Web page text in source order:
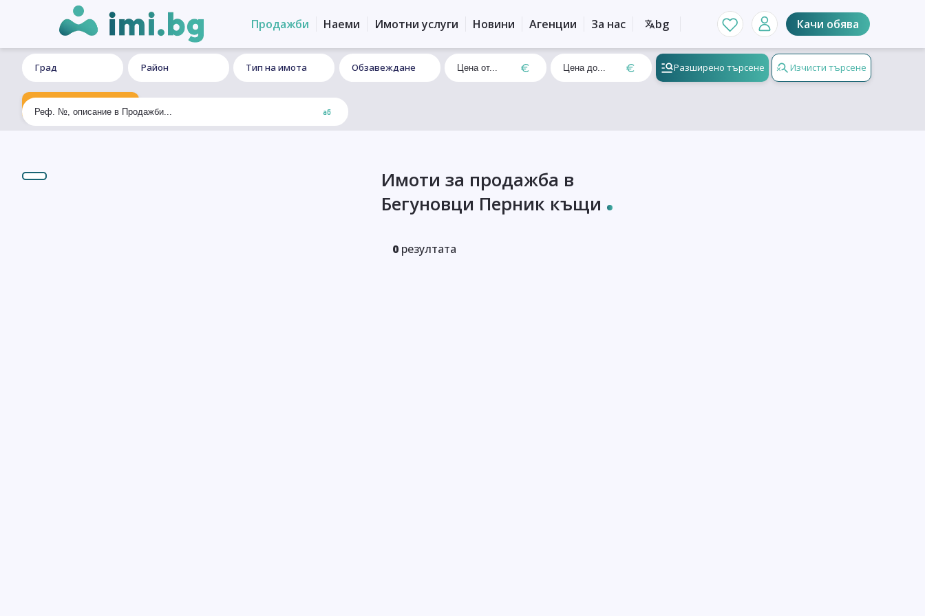
Продажби Наеми Имотни услуги Новини Агенции За нас bg Качи обява
Град Район Тип на имота Обзавеждане Разширено търсене Изчисти търсене
Ексклузивно търсене
Имоти за продажба в
Бегуновци Перник къщи
0 резултата